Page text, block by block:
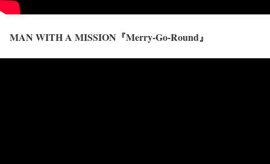
MAN WITH A MISSION『Merry-Go-Round』